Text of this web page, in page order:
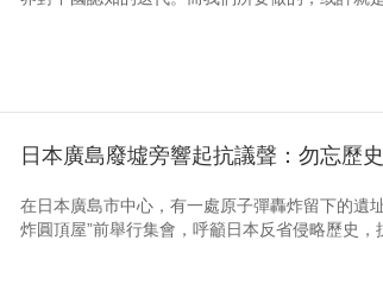
日本廣島廢墟旁響起抗議聲：勿忘歷
在日本廣島市中心，有一處原子彈轟炸留下的遺
炸圓頂屋”前舉行集會，呼籲日本反省侵略歷史，